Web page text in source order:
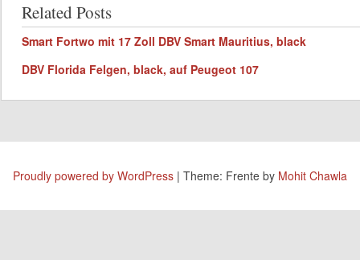
Related Posts
Smart Fortwo mit 17 Zoll DBV Smart Mauritius, black
DBV Florida Felgen, black, auf Peugeot 107
Proudly powered by WordPress | Theme: Frente by Mohit Chawla